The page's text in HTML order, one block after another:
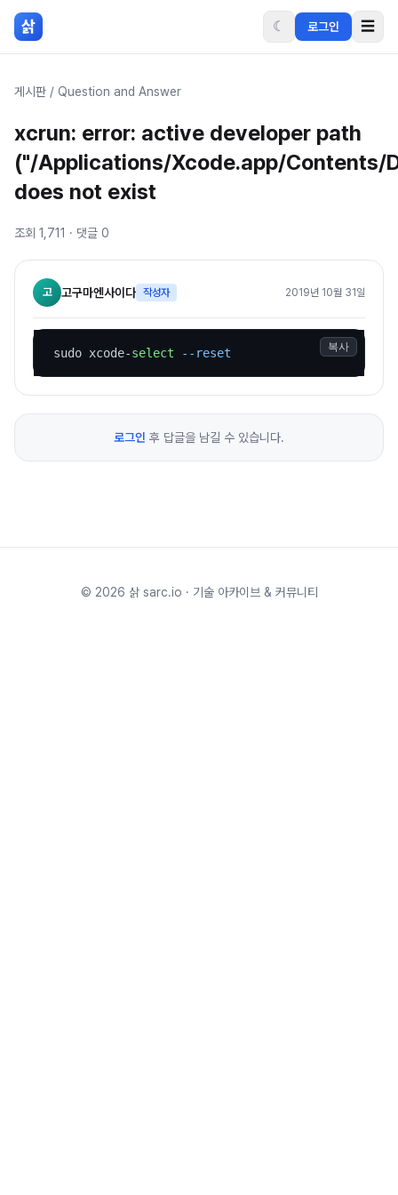
본문 바로가기
삵 ☾ 로그인 ☰
게시판 / Question and Answer
xcrun: error: active developer path
("/Applications/Xcode.app/Contents/
does not exist
조회 1,711 · 댓글 0
고 고구마엔사이다 작성자 2019년 10월 31일
sudo xcode-select --reset 복사
로그인 후 답글을 남길 수 있습니다.
© 2026 삵 sarc.io · 기술 아카이브 & 커뮤니티